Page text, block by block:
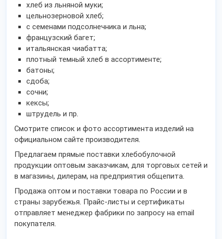
хлеб из льняной муки;
цельнозерновой хлеб;
с семенами подсолнечника и льна;
французский багет;
итальянская чиабатта;
плотный темный хлеб в ассортименте;
батоны;
сдоба;
сочни;
кексы;
штрудель и пр.
Смотрите список и фото ассортимента изделий на
официальном сайте производителя.
Предлагаем прямые поставки хлебобулочной
продукции оптовым заказчикам, для торговых сетей и
в магазины, дилерам, на предприятия общепита.
Продажа оптом и поставки товара по России и в
страны зарубежья. Прайс-листы и сертификаты
отправляет менеджер фабрики по запросу на email
покупателя.